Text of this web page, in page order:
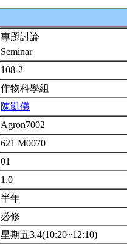
專題討論
Seminar
108-2
作物科學組
陳凱儀
Agron7002
621 M0070
01
1.0
半年
必修
星期五3,4(10:20~12:10)